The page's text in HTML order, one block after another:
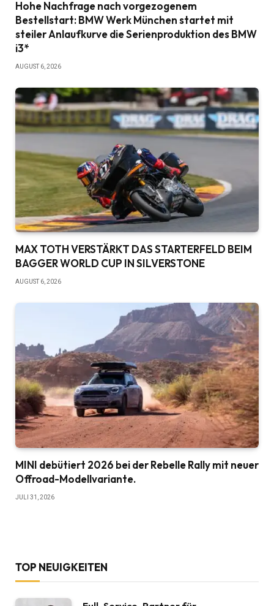
Hohe Nachfrage nach vorgezogenem
Bestellstart: BMW Werk München startet mit
steiler Anlaufkurve die Serienproduktion des BMW
i3*
AUGUST 6, 2026
MAX TOTH VERSTÄRKT DAS STARTERFELD BEIM
BAGGER WORLD CUP IN SILVERSTONE
AUGUST 6, 2026
MINI debütiert 2026 bei der Rebelle Rally mit neuer
Offroad-Modellvariante.
JULI 31, 2026
TOP NEUIGKEITEN